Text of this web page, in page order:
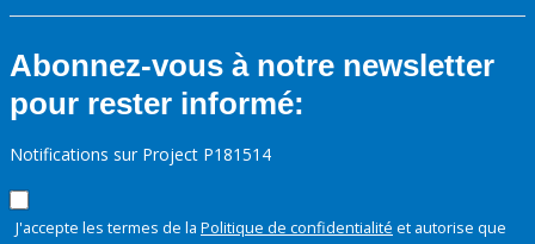
Abonnez-vous à notre newsletter
pour rester informé:
Notifications sur Project P181514
J'accepte les termes de la Politique de confidentialité et autorise que